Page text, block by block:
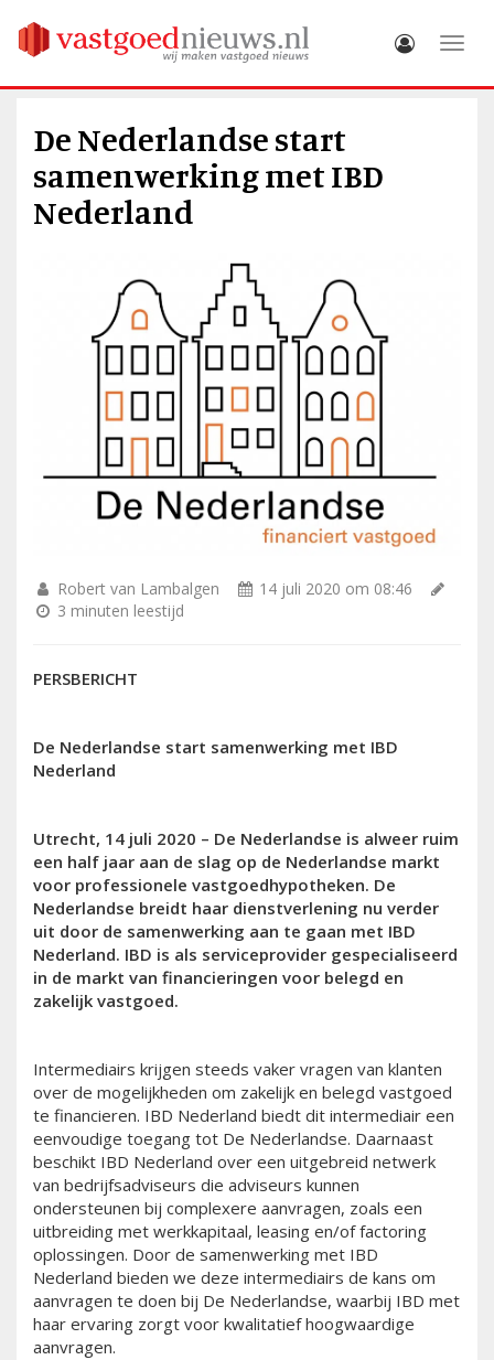
De Nederlandse start
samenwerking met IBD
Nederland
Robert van Lambalgen
14 juli 2020 om 08:46
3 minuten leestijd
PERSBERICHT
De Nederlandse start samenwerking met IBD
Nederland
Utrecht, 14 juli 2020 – De Nederlandse is alweer ruim
een half jaar aan de slag op de Nederlandse markt
voor professionele vastgoedhypotheken. De
Nederlandse breidt haar dienstverlening nu verder
uit door de samenwerking aan te gaan met IBD
Nederland. IBD is als serviceprovider gespecialiseerd
in de markt van financieringen voor belegd en
zakelijk vastgoed.
Intermediairs krijgen steeds vaker vragen van klanten
over de mogelijkheden om zakelijk en belegd vastgoed
te financieren. IBD Nederland biedt dit intermediair een
eenvoudige toegang tot De Nederlandse. Daarnaast
beschikt IBD Nederland over een uitgebreid netwerk
van bedrijfsadviseurs die adviseurs kunnen
ondersteunen bij complexere aanvragen, zoals een
uitbreiding met werkkapitaal, leasing en/of factoring
oplossingen. Door de samenwerking met IBD
Nederland bieden we deze intermediairs de kans om
aanvragen te doen bij De Nederlandse, waarbij IBD met
haar ervaring zorgt voor kwalitatief hoogwaardige
aanvragen.